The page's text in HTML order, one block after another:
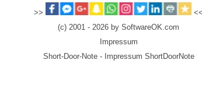
>>
<<
(c) 2001 - 2026 by SoftwareOK.com
Impressum
Short-Door-Note - Impressum ShortDoorNote